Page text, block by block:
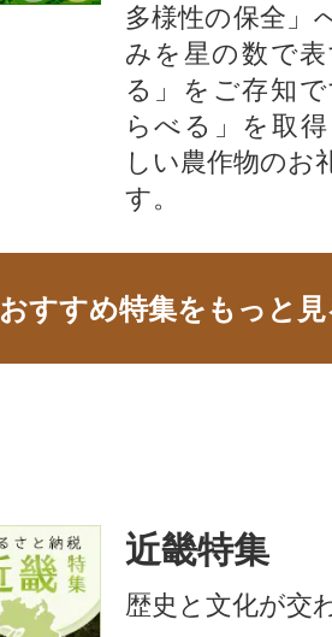
多様性の保全」
みを星の数で
る」をご存知
らべる」を取
しい農作物のお
す。​
おすすめ特集をもっと
近畿特集
歴史と文化が交